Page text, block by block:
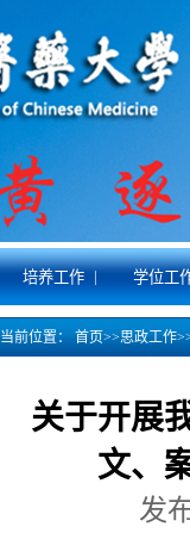
培养工作 | 学位工
当前位置： 首页>>思政工作
关于开展
文、
发